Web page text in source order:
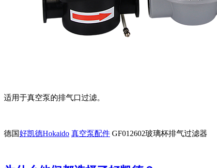
适用于真空泵的排气口过滤。
德国好凯德Hokaido 真空泵配件 GF012602玻璃杯排气过滤器